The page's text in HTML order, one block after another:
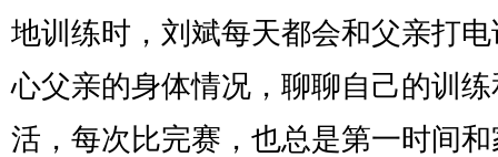
地训练时，刘斌每天都会和父亲打
心父亲的身体情况，聊聊自己的训
活，每次比完赛，也总是第一时间